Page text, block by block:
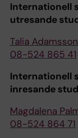
Internationell
utresande
Talia Adamsson
08-524 865 41
Internationell
inresande
Magdalena
08-524 864 71